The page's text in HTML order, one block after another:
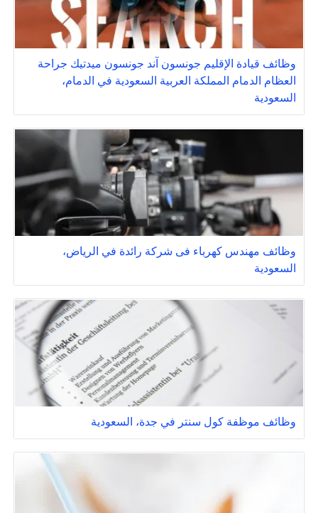
وظائف قيادة الإقليم جونسون آند جونسون ميدتيك جراحة
العظام الدمام المملكة العربية السعودية في الدمام،
السعودية
وظائف مهندس كهرباء فى شركة رائدة في الرياض،
السعودية
وظائف موظفة كول سنتر في جدة، السعودية